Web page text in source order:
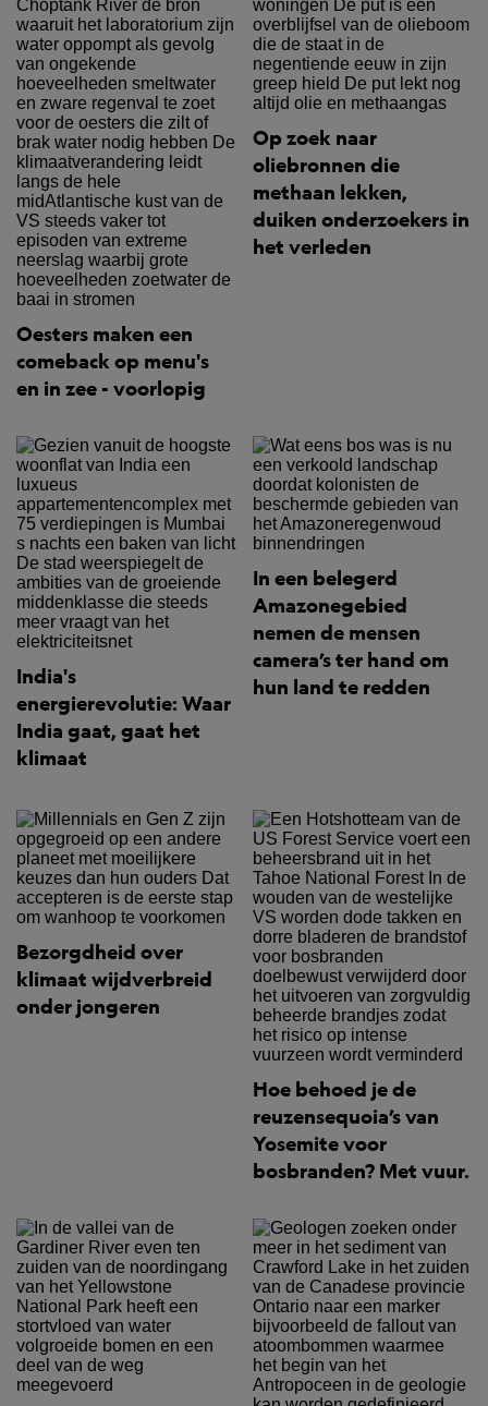
Oesters maken een
comeback op menu's
en in zee - voorlopig
Op zoek naar
oliebronnen die
methaan lekken,
duiken onderzoekers in
het verleden
India's
energierevolutie: Waar
India gaat, gaat het
klimaat
In een belegerd
Amazonegebied
nemen de mensen
camera’s ter hand om
hun land te redden
Bezorgdheid over
klimaat wijdverbreid
onder jongeren
Hoe behoed je de
reuzensequoia’s van
Yosemite voor
bosbranden? Met vuur.